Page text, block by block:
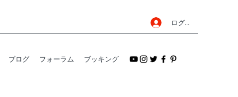
ログイン
ブログ フォーラム ブッキング